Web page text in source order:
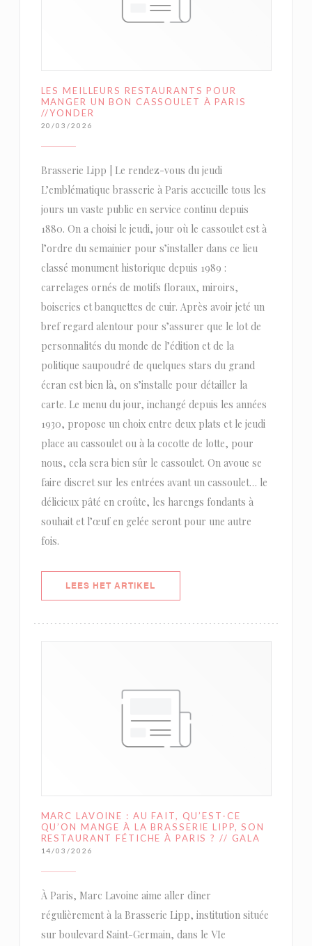
LES MEILLEURS RESTAURANTS POUR
MANGER UN BON CASSOULET À PARIS
//YONDER
20/03/2026
Brasserie Lipp | Le rendez-vous du jeudi
L’emblématique brasserie à Paris accueille tous les
jours un vaste public en service continu depuis
1880. On a choisi le jeudi, jour où le cassoulet est à
l’ordre du semainier pour s’installer dans ce lieu
classé monument historique depuis 1989 :
carrelages ornés de motifs floraux, miroirs,
boiseries et banquettes de cuir. Après avoir jeté un
bref regard alentour pour s’assurer que le lot de
personnalités du monde de l’édition et de la
politique saupoudré de quelques stars du grand
écran est bien là, on s’installe pour détailler la
carte. Le menu du jour, inchangé depuis les années
1930, propose un choix entre deux plats et le jeudi
place au cassoulet ou à la cocotte de lotte, pour
nous, cela sera bien sûr le cassoulet. On avoue se
faire discret sur les entrées avant un cassoulet… le
délicieux pâté en croûte, les harengs fondants à
souhait et l’œuf en gelée seront pour une autre
fois.
LEES HET ARTIKEL
MARC LAVOINE : AU FAIT, QU’EST-CE
QU’ON MANGE À LA BRASSERIE LIPP, SON
RESTAURANT FÉTICHE À PARIS ? // GALA
14/03/2026
À Paris, Marc Lavoine aime aller dîner
régulièrement à la Brasserie Lipp, institution située
sur boulevard Saint-Germain, dans le VIe